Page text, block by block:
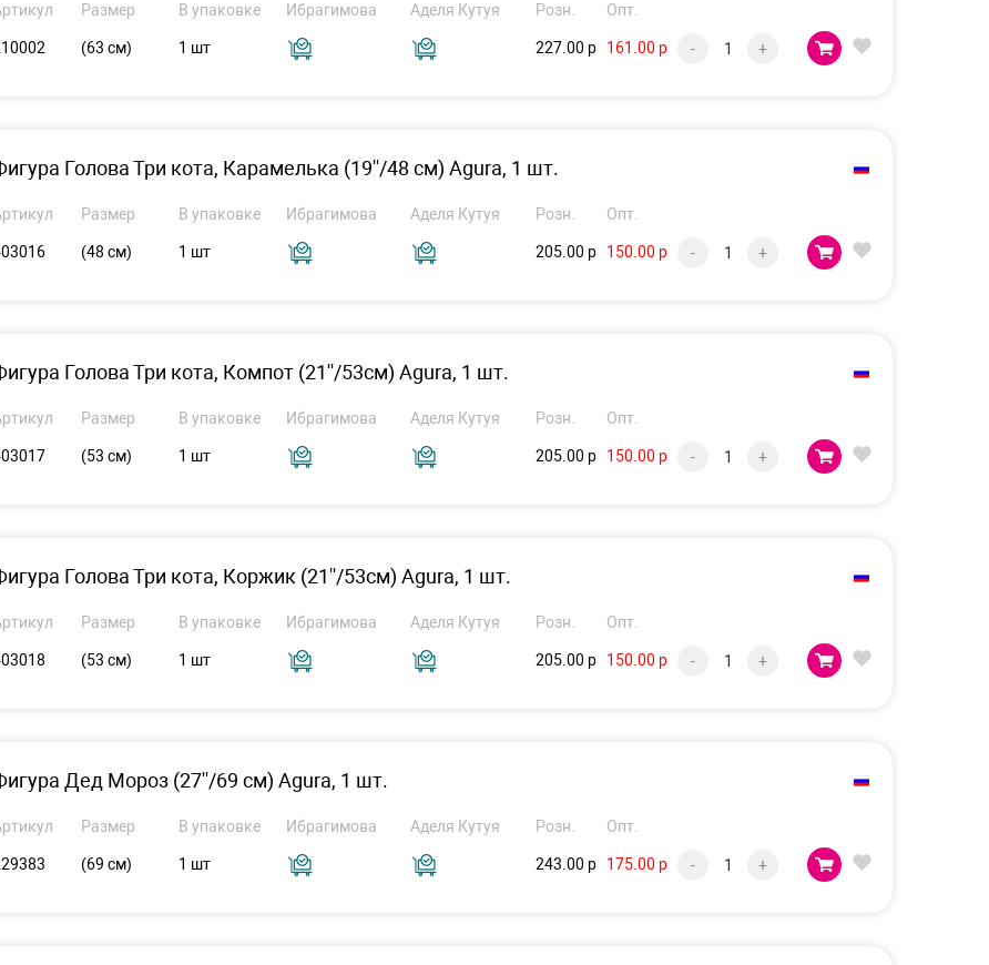
Размер В упаковке Ибрагимова Аделя Кутуя Розн. Опт.
(63 см) 1 шт 227.00 р 161.00 р - +
Голова Три кота, Карамелька (19''/48 см) Agura, 1 шт.
Размер В упаковке Ибрагимова Аделя Кутуя Розн. Опт.
(48 см) 1 шт 205.00 р 150.00 р - +
Голова Три кота, Компот (21''/53см) Agura, 1 шт.
Размер В упаковке Ибрагимова Аделя Кутуя Розн. Опт.
(53 см) 1 шт 205.00 р 150.00 р - +
Голова Три кота, Коржик (21''/53см) Agura, 1 шт.
Размер В упаковке Ибрагимова Аделя Кутуя Розн. Опт.
(53 см) 1 шт 205.00 р 150.00 р - +
Дед Мороз (27''/69 см) Agura, 1 шт.
Размер В упаковке Ибрагимова Аделя Кутуя Розн. Опт.
(69 см) 1 шт 243.00 р 175.00 р - +